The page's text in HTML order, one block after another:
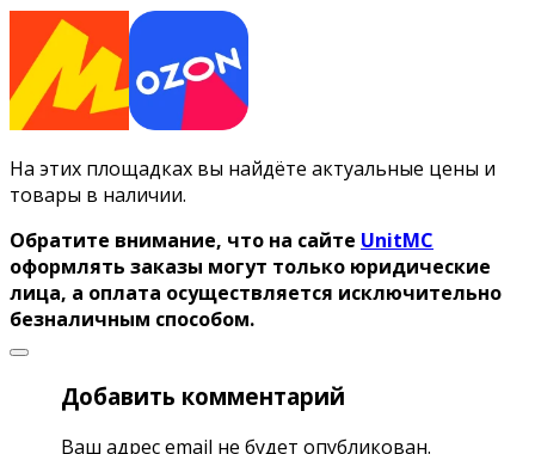
На этих площадках вы найдёте актуальные цены и
товары в наличии.
Обратите внимание, что на сайте UnitMC
оформлять заказы могут только юридические
лица, а оплата осуществляется исключительно
безналичным способом.
Добавить комментарий
Ваш адрес email не будет опубликован.